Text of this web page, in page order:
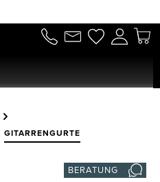
GITARRENGURTE
BERATUNG